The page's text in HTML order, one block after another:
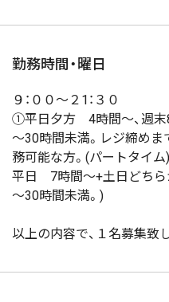
勤務時間・曜日
９：００～２1：３０
①平日夕方 4時間～、週末
～30時間未満。レジ締めま
務可能な方。(パートタイム)
平日 7時間～+土日どちら
～30時間未満。)
以上の内容で、１名募集致